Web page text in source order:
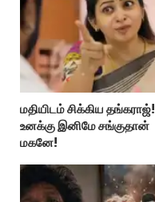
மதியிடம் சிக்கிய தங்கராஜ்!
உனக்கு இனிமே சங்குதான்
மகனே!